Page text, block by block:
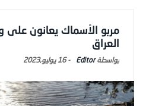
مربو الأسماك يعانون
العراق
Editor
-16 يوليو,2023